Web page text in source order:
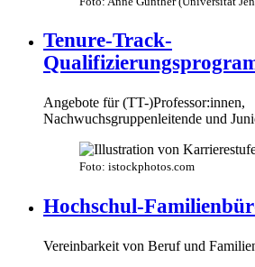
Tenure-Track-
Angebote für (TT-)Professor:innen,
Nachwuchsgruppenleitende und
Foto: istockphotos.com
Hochschul-
Vereinbarkeit von Beruf und